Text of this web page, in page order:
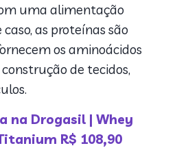
uma alimentação
as proteínas são
os aminoácidos
de tecidos,
na Drogasil | Whey
R$ 108,90